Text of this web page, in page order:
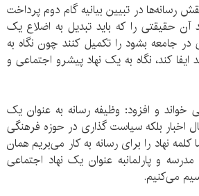
رسانه‌ها در تبیین بیانیه گام دوم پرداخت
آن حقیقتی را که باید تبدیل به اضلاع یک
در جامعه بشود را تکمیل کنند چون نگاه به
کند، نگاه به یک نهاد پیشرو اجتماعی و
خواند و افزود: وظیفه رسانه به عنوان یک
اخبار بلکه سیاست گذاری در حوزه فرهنگی
نهاد را برای رسانه به کار می‌بریم همان
و پارلمانبه عنوان یک نهاد اجتماعی
می‌کنیم.